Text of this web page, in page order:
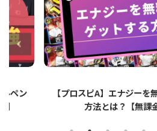
する
【プロスピA】ペーパー
は？リアタイでのメリット